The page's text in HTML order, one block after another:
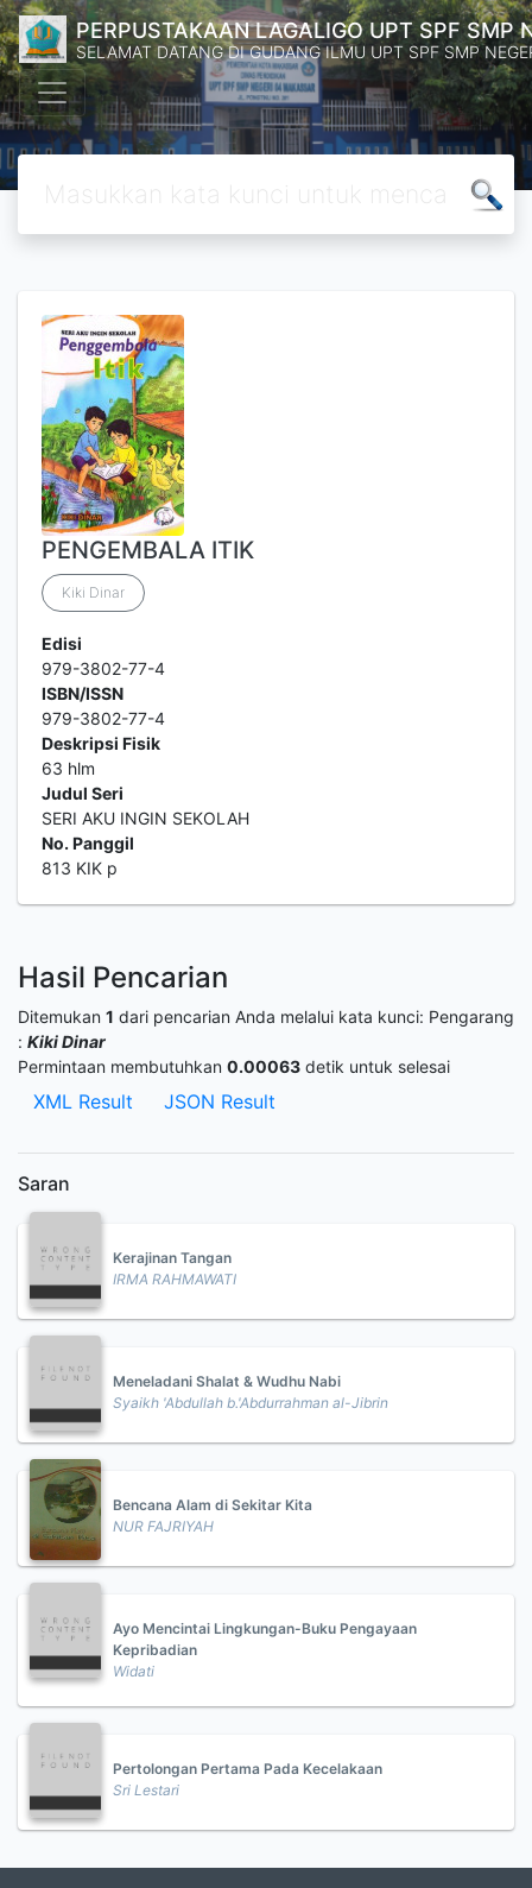
PERPUSTAKAAN LAGALIGO UPT SPF SMP
SELAMAT DATANG DI GUDANG ILMU UPT SPF SMP
PENGEMBALA ITIK
Kiki Dinar
Edisi
979-3802-77-4
ISBN/ISSN
979-3802-77-4
Deskripsi Fisik
63 hlm
Judul Seri
SERI AKU INGIN SEKOLAH
No. Panggil
813 KIK p
Hasil Pencarian
Ditemukan 1 dari pencarian Anda melalui kata kunci: Pengarang
: Kiki Dinar
Permintaan membutuhkan 0.00063 detik untuk selesai
XML Result JSON Result
Saran
Kerajinan Tangan
IRMA RAHMAWATI
Meneladani Shalat & Wudhu Nabi
Syaikh 'Abdullah b.'Abdurrahman al-Jibrin
Bencana Alam di Sekitar Kita
NUR FAJRIYAH
Ayo Mencintai Lingkungan-Buku Pengayaan
Kepribadian
Widati
Pertolongan Pertama Pada Kecelakaan
Sri Lestari